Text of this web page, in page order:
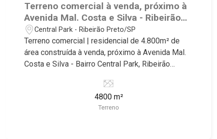
Terreno comercial à venda, próximo à
Avenida Mal. Costa e Silva - Ribeirão
Preto/SP.
Central Park - Ribeirão Preto/SP
Terreno comercial | residencial de 4.800m² de
área construída à venda, próximo à Avenida Mal.
Costa e Silva - Bairro Central Park, Ribeirão
imóvel que a Martinelli Imobiliária selecionou
aprovado de 96 apartamentos de uma vaga com
4800 m²
Terreno